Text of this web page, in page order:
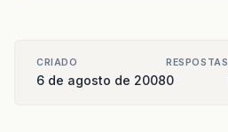
CRIADO
6 de agosto de 2008
RESPOSTAS
0